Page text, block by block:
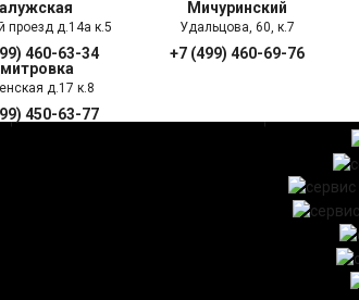
проезд д.14а к.5
460-63-34
Мичуринский
Удальцова, 60, к.7
+7 (499) 460-69-76
д.17 к.8
450-63-77ПРАЙС ЛИСТ